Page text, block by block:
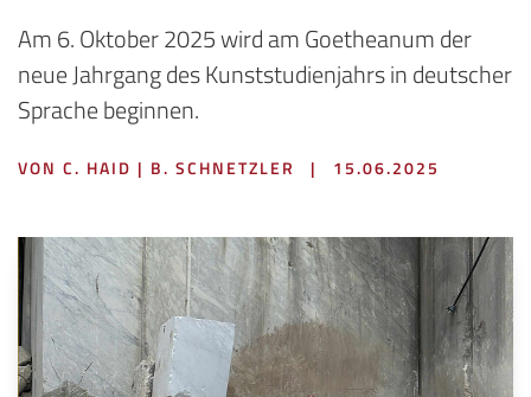
Am 6. Oktober 2025 wird am Goetheanum der
neue Jahrgang des Kunststudienjahrs in deutscher
Sprache beginnen.
VON C. HAID | B. SCHNETZLER | 15.06.2025